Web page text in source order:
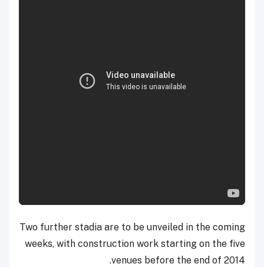
Two further stadia are to be unveiled in the coming
weeks, with construction work starting on the five
venues before the end of 2014.